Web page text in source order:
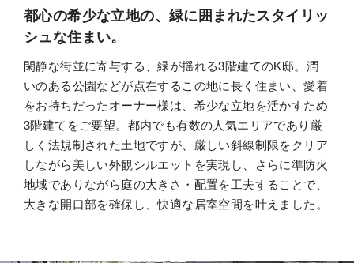
My STAGE
life knit design
カタログ・動画ライ
お問い合わせ
ご相談
都心の希少な立地の、緑に囲まれたスタイリッ
シュな住まい。
閑静な街並に寄与する、緑が揺れる3階建てのK邸。潤
いのある公園などが点在するこの地に長く住まい、愛着
をお持ちだったオーナー様は、希少な立地を活かすため
3階建てをご要望。都内でも有数の人気エリアであり厳
しく法規制された土地ですが、厳しい斜線制限をクリア
しながら美しい外観シルエットを実現し、さらに準防火
地域でありながら庭の大きさ・配置を工夫することで、
大きな開口部を確保し、快適な居室空間を叶えました。